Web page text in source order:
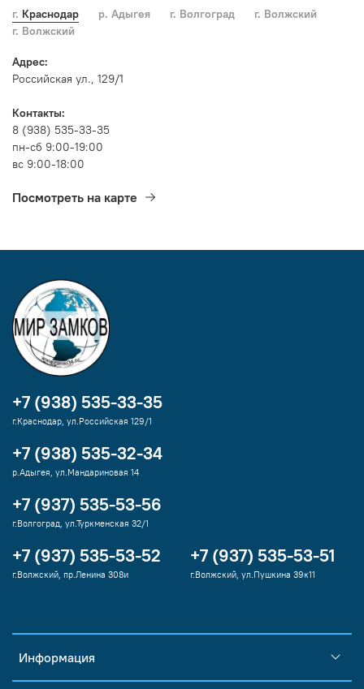
г. Краснодар р. Адыгея г. Волгоград
г. Волжский
г. Волжский
Адрес:
Российская ул., 129/1
Контакты:
8 (938) 535-33-35
пн-сб 9:00-19:00
вс 9:00-18:00
Посмотреть на карте
Информация
+7 (938) 535-33-35
г.Краснодар, ул.Российская 129/1
+7 (938) 535-32-34
р.Адыгея, ул.Мандариновая 14
+7 (937) 535-53-56
г.Волгоград, ул.Туркменская 32/1
+7 (937) 535-53-52
г.Волжский, пр.Ленина 308и
+7 (937) 535-53-51
г.Волжский, ул.Пушкина 39к11